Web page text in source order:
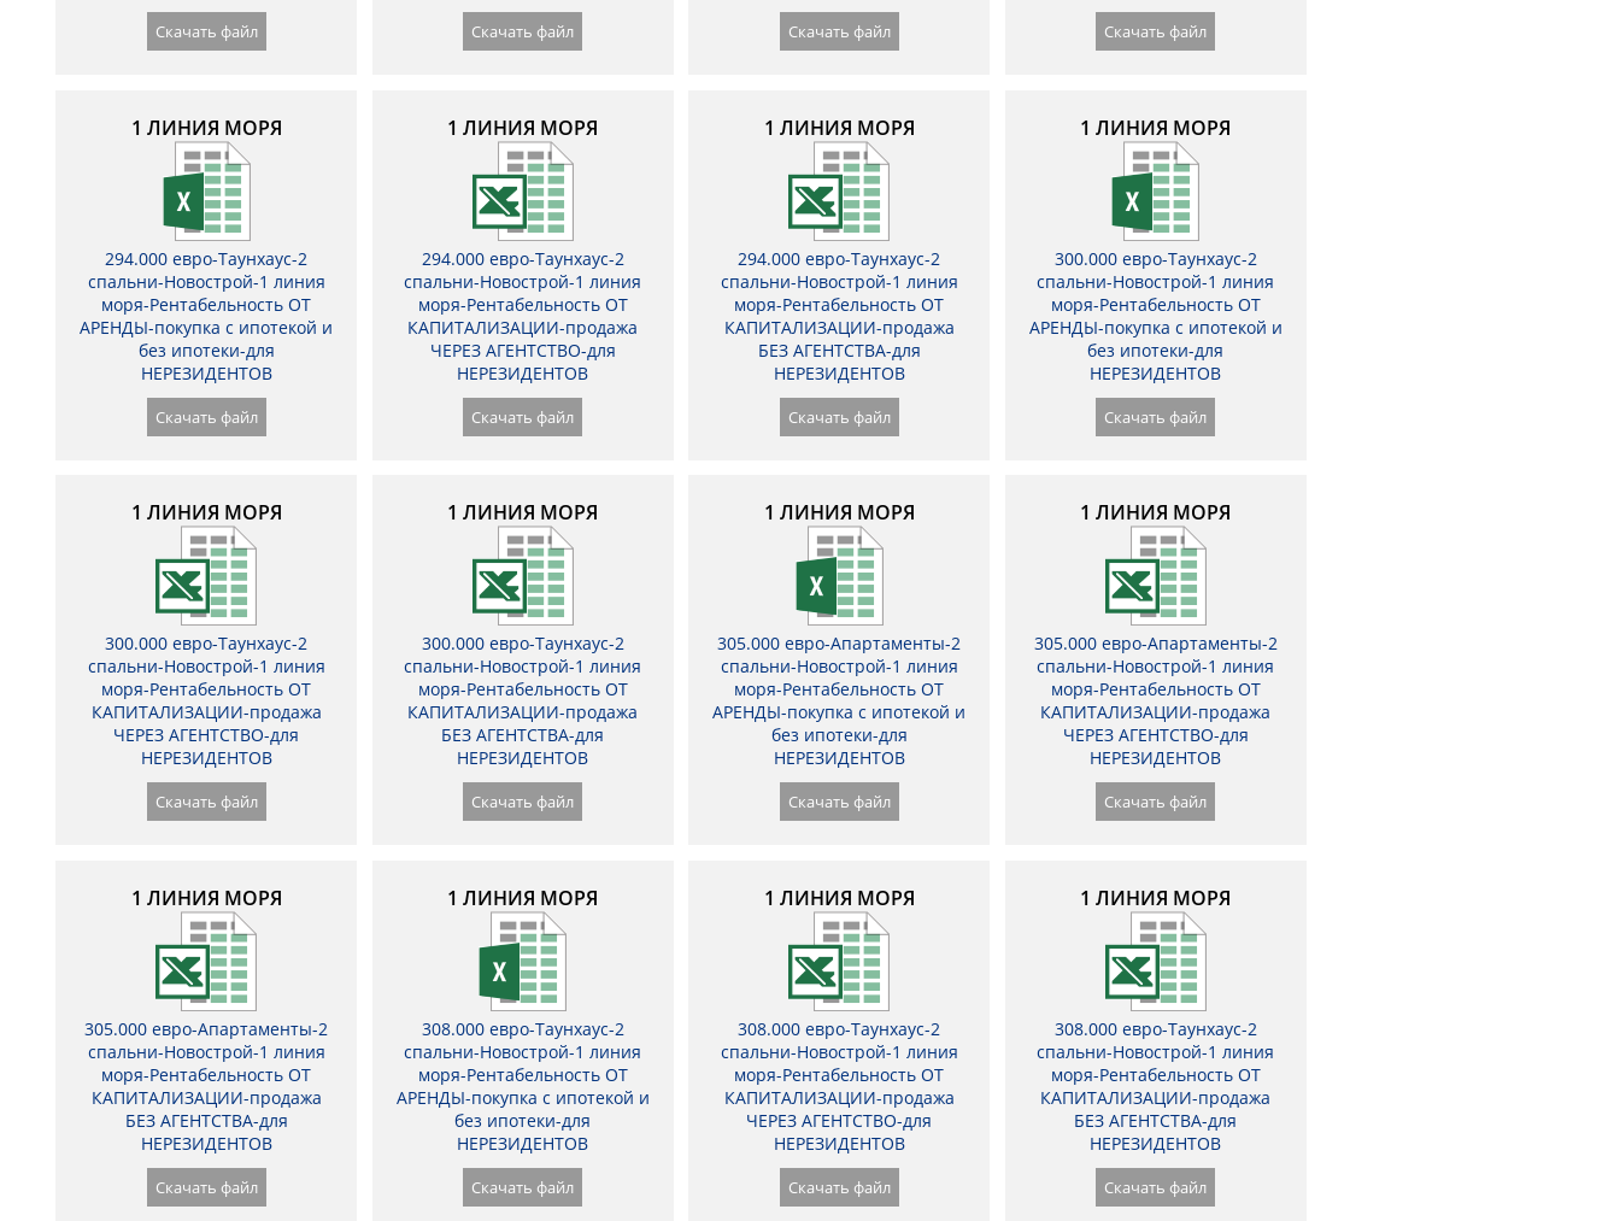
Скачать файл Скачать файл Скачать файл Скачать файл
1 ЛИНИЯ МОРЯ
294.000 евро-Таунхаус-2
спальни-Новострой-1 линия
моря-Рентабельность ОТ
АРЕНДЫ-покупка с ипотекой и
без ипотеки-для
НЕРЕЗИДЕНТОВ
Скачать файл
1 ЛИНИЯ МОРЯ
294.000 евро-Таунхаус-2
спальни-Новострой-1 линия
моря-Рентабельность ОТ
КАПИТАЛИЗАЦИИ-продажа
ЧЕРЕЗ АГЕНТСТВО-для
НЕРЕЗИДЕНТОВ
Скачать файл
1 ЛИНИЯ МОРЯ
294.000 евро-Таунхаус-2
спальни-Новострой-1 линия
моря-Рентабельность ОТ
КАПИТАЛИЗАЦИИ-продажа
БЕЗ АГЕНТСТВА-для
НЕРЕЗИДЕНТОВ
Скачать файл
1 ЛИНИЯ МОРЯ
300.000 евро-Таунхаус-2
спальни-Новострой-1 линия
моря-Рентабельность ОТ
АРЕНДЫ-покупка с ипотекой и
без ипотеки-для
НЕРЕЗИДЕНТОВ
Скачать файл
1 ЛИНИЯ МОРЯ
300.000 евро-Таунхаус-2
спальни-Новострой-1 линия
моря-Рентабельность ОТ
КАПИТАЛИЗАЦИИ-продажа
ЧЕРЕЗ АГЕНТСТВО-для
НЕРЕЗИДЕНТОВ
Скачать файл
1 ЛИНИЯ МОРЯ
300.000 евро-Таунхаус-2
спальни-Новострой-1 линия
моря-Рентабельность ОТ
КАПИТАЛИЗАЦИИ-продажа
БЕЗ АГЕНТСТВА-для
НЕРЕЗИДЕНТОВ
Скачать файл
1 ЛИНИЯ МОРЯ
305.000 евро-Апартаменты-2
спальни-Новострой-1 линия
моря-Рентабельность ОТ
АРЕНДЫ-покупка с ипотекой и
без ипотеки-для
НЕРЕЗИДЕНТОВ
Скачать файл
1 ЛИНИЯ МОРЯ
305.000 евро-Апартаменты-2
спальни-Новострой-1 линия
моря-Рентабельность ОТ
КАПИТАЛИЗАЦИИ-продажа
ЧЕРЕЗ АГЕНТСТВО-для
НЕРЕЗИДЕНТОВ
Скачать файл
1 ЛИНИЯ МОРЯ
305.000 евро-Апартаменты-2
спальни-Новострой-1 линия
моря-Рентабельность ОТ
КАПИТАЛИЗАЦИИ-продажа
БЕЗ АГЕНТСТВА-для
НЕРЕЗИДЕНТОВ
Скачать файл
1 ЛИНИЯ МОРЯ
308.000 евро-Таунхаус-2
спальни-Новострой-1 линия
моря-Рентабельность ОТ
АРЕНДЫ-покупка с ипотекой и
без ипотеки-для
НЕРЕЗИДЕНТОВ
Скачать файл
1 ЛИНИЯ МОРЯ
308.000 евро-Таунхаус-2
спальни-Новострой-1 линия
моря-Рентабельность ОТ
КАПИТАЛИЗАЦИИ-продажа
ЧЕРЕЗ АГЕНТСТВО-для
НЕРЕЗИДЕНТОВ
Скачать файл
1 ЛИНИЯ МОРЯ
308.000 евро-Таунхаус-2
спальни-Новострой-1 линия
моря-Рентабельность ОТ
КАПИТАЛИЗАЦИИ-продажа
БЕЗ АГЕНТСТВА-для
НЕРЕЗИДЕНТОВ
Скачать файл